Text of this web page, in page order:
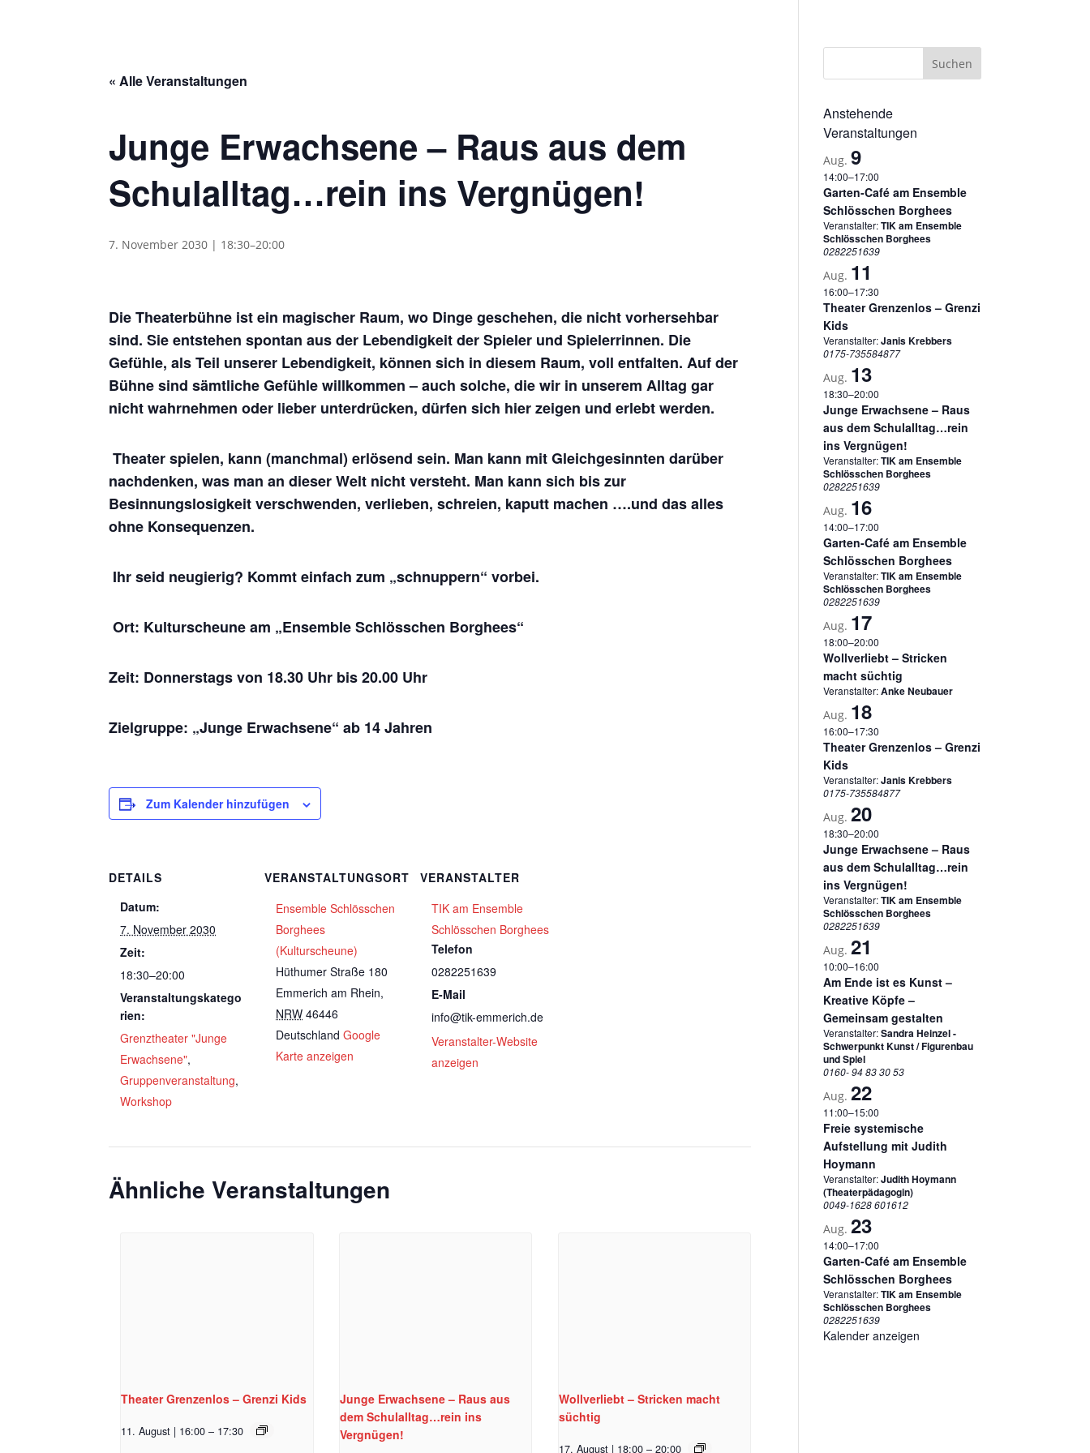
« Alle Veranstaltungen
Junge Erwachsene – Raus aus dem
Schulalltag…rein ins Vergnügen!
7. November 2030 | 18:30–20:00
Die Theaterbühne ist ein magischer Raum, wo Dinge geschehen, die nicht vorhersehbar
sind. Sie entstehen spontan aus der Lebendigkeit der Spieler und Spielerrinnen. Die
Gefühle, als Teil unserer Lebendigkeit, können sich in diesem Raum, voll entfalten. Auf der
Bühne sind sämtliche Gefühle willkommen – auch solche, die wir in unserem Alltag gar
nicht wahrnehmen oder lieber unterdrücken, dürfen sich hier zeigen und erlebt werden.
Theater spielen, kann (manchmal) erlösend sein. Man kann mit Gleichgesinnten darüber
nachdenken, was man an dieser Welt nicht versteht. Man kann sich bis zur
Besinnungslosigkeit verschwenden, verlieben, schreien, kaputt machen ….und das alles
ohne Konsequenzen.
Ihr seid neugierig? Kommt einfach zum „schnuppern“ vorbei.
Ort: Kulturscheune am „Ensemble Schlösschen Borghees“
Zeit: Donnerstags von 18.30 Uhr bis 20.00 Uhr
Zielgruppe: „Junge Erwachsene“ ab 14 Jahren
Zum Kalender hinzufügen
DETAILS
Datum:
7. November 2030
Zeit:
18:30–20:00
Veranstaltungskatego
rien:
Grenztheater "Junge
Erwachsene",
Gruppenveranstaltung,
Workshop
VERANSTALTUNGSORT
Ensemble Schlösschen
Borghees
(Kulturscheune)
Hüthumer Straße 180
Emmerich am Rhein,
NRW 46446
Deutschland Google
Karte anzeigen
VERANSTALTER
TIK am Ensemble
Schlösschen Borghees
Telefon
0282251639
E-Mail
info@tik-emmerich.de
Veranstalter-Website
anzeigen
Ähnliche Veranstaltungen
Theater Grenzenlos – Grenzi Kids
11. August | 16:00 – 17:30
Junge Erwachsene – Raus aus
dem Schulalltag…rein ins
Vergnügen!
Wollverliebt – Stricken macht
süchtig
17. August | 18:00 – 20:00
Anstehende
Veranstaltungen
Aug.9
14:00–17:00
Garten-Café am Ensemble
Schlösschen Borghees
Veranstalter:TIK am Ensemble
Schlösschen Borghees
0282251639
Aug. 11
16:00–17:30
Theater Grenzenlos – Grenzi
Kids
Veranstalter:Janis Krebbers
0175-735584877
Aug. 13
18:30–20:00
Junge Erwachsene – Raus
aus dem Schulalltag…rein
ins Vergnügen!
Veranstalter:TIK am Ensemble
Schlösschen Borghees
0282251639
Aug. 16
14:00–17:00
Garten-Café am Ensemble
Schlösschen Borghees
Veranstalter:TIK am Ensemble
Schlösschen Borghees
0282251639
Aug. 17
18:00–20:00
Wollverliebt – Stricken
macht süchtig
Veranstalter:Anke Neubauer
Aug. 18
16:00–17:30
Theater Grenzenlos – Grenzi
Kids
Veranstalter:Janis Krebbers
0175-735584877
Aug.20
18:30–20:00
Junge Erwachsene – Raus
aus dem Schulalltag…rein
ins Vergnügen!
Veranstalter:TIK am Ensemble
Schlösschen Borghees
0282251639
Aug.21
10:00–16:00
Am Ende ist es Kunst –
Kreative Köpfe –
Gemeinsam gestalten
Veranstalter:Sandra Heinzel -
Schwerpunkt Kunst / Figurenbau
und Spiel
0160- 94 83 30 53
Aug.22
11:00–15:00
Freie systemische
Aufstellung mit Judith
Hoymann
Veranstalter:Judith Hoymann
(Theaterpädagogin)
0049-1628 601612
Aug.23
14:00–17:00
Garten-Café am Ensemble
Schlösschen Borghees
Veranstalter:TIK am Ensemble
Schlösschen Borghees
0282251639
Kalender anzeigen